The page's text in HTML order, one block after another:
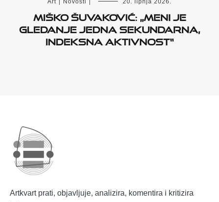
Art Novosti 20. lipnja 2026.
Miško Šuvaković: „Meni je
gledanje jedna sekundarna,
indeksna aktivnost“
Artkvart prati, objavljuje, analizira, komentira i kritizira